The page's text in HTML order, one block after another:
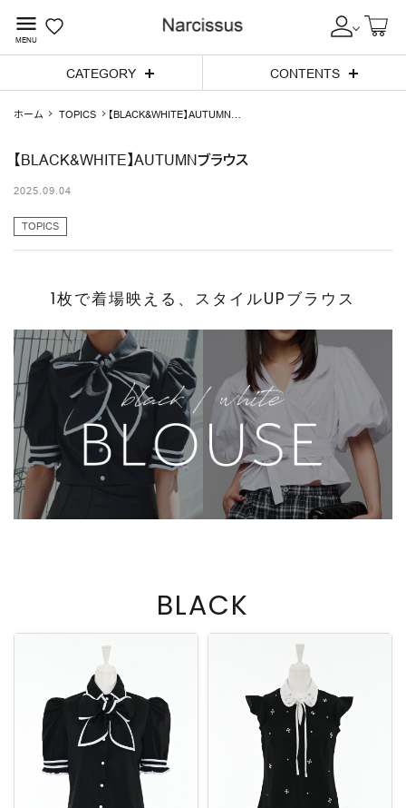
menu
MENU
CATEGORY CONTENTS
NEW IN
CATEGORY
BRAND
OUTLET
coming soon
INFORMATION
お問い合わせ
ホーム TOPICS
【BLACK&WHITE】AUTUMNブ
【BLACK&WHITE】AUTUMNブラウス
2025.09.04
TOPICS
1枚で着場映える、スタイルUPブラウス
BLACK